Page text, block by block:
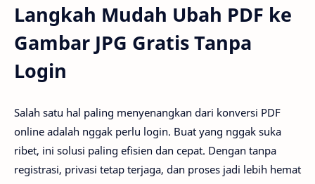
Langkah Mudah Ubah PDF ke
Gambar JPG Gratis Tanpa
Login
Salah satu hal paling menyenangkan dari konversi PDF
online adalah nggak perlu login. Buat yang nggak suka
ribet, ini solusi paling efisien dan cepat. Dengan tanpa
registrasi, privasi tetap terjaga, dan proses jadi lebih hemat